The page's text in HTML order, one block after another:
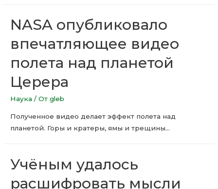
NASA опубликовало
впечатляющее видео
полета над планетой
Церера
Наука / От gleb
Полученное видео делает эффект полета над
планетой. Горы и кратеры, ямы и трещины…
Учёным удалось
расшифровать мысли